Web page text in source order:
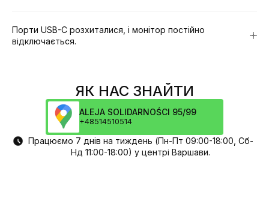
Порти USB-C розхиталися, і монітор постійно
відключається.
ЯК НАС ЗНАЙТИ
ALEJA SOLIDARNOŚCI 95/99
+48514510514
Працюємо 7 днів на тиждень (Пн-Пт 09:00-18:00, Сб-
Нд 11:00-18:00) у центрі Варшави.